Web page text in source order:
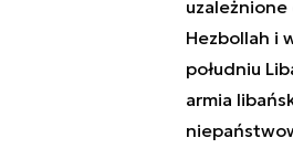
Hezbollah i
południu
armia